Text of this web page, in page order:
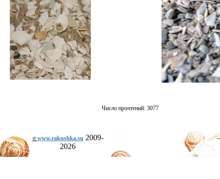
Число прочтений: 3077
©www.rakushka.su 2009-
2026